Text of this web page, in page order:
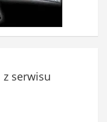
z serwisu